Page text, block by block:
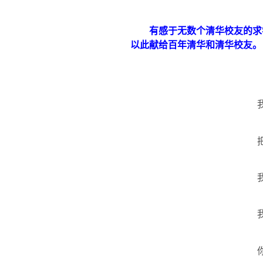
有感于无数个清华校友的
以此献给百年清华和清华校友。